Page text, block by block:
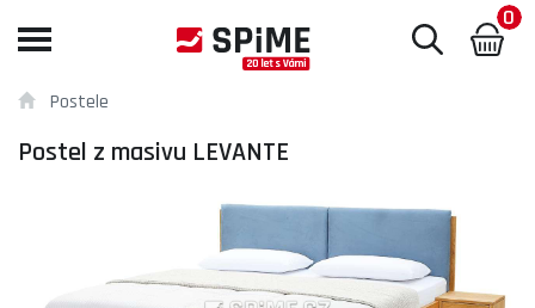
Toggle
0
Postele
Postel z masivu LEVANTE